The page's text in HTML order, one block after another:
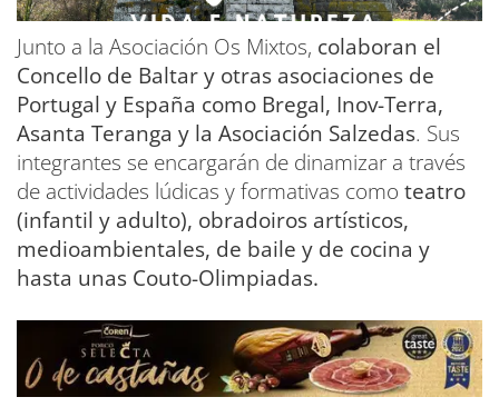
Junto a la Asociación Os Mixtos, colaboran el
Concello de Baltar y otras asociaciones de
Portugal y España como Bregal, Inov-Terra,
Asanta Teranga y la Asociación Salzedas. Sus
integrantes se encargarán de dinamizar a través
de actividades lúdicas y formativas como teatro
(infantil y adulto), obradoiros artísticos,
medioambientales, de baile y de cocina y
hasta unas Couto-Olimpiadas.